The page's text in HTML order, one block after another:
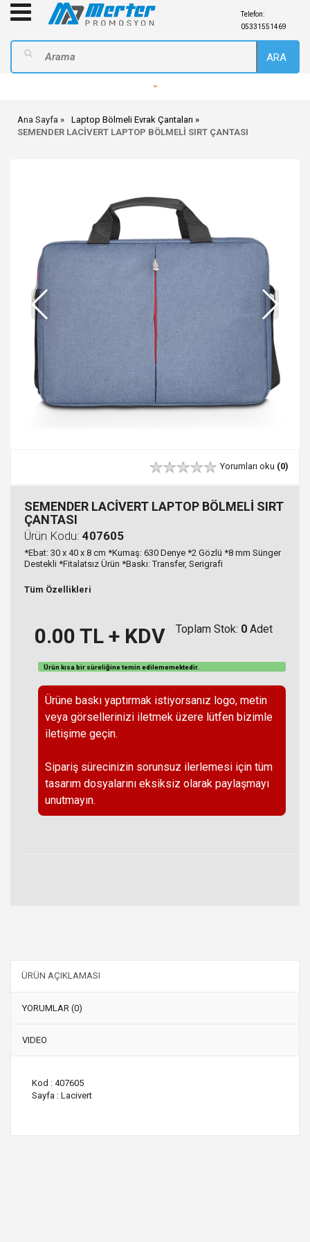
Telefon:
05331551469
ARA
-
Ana Sayfa
Laptop Bölmeli Evrak Çantaları
SEMENDER LACİVERT LAPTOP BÖLMELİ SIRT ÇANTASI
Yorumları oku (0)
SEMENDER LACİVERT LAPTOP BÖLMELİ SIRT
ÇANTASI
Ürün Kodu: 407605
*Ebat: 30 x 40 x 8 cm *Kumaş: 630 Denye *2 Gözlü *8 mm Sünger
Destekli *Fitalatsız Ürün *Baskı: Transfer, Serigrafi
Tüm Özellikleri
0.00 TL + KDV Toplam Stok: 0 Adet
Ürün kısa bir süreliğine temin edilememektedir.
Ürüne baskı yaptırmak istiyorsanız logo, metin
veya görsellerinizi iletmek üzere lütfen bizimle
iletişime geçin.
Sipariş sürecinizin sorunsuz ilerlemesi için tüm
tasarım dosyalarını eksiksiz olarak paylaşmayı
unutmayın.
ÜRÜN AÇIKLAMASI
YORUMLAR (0)
VIDEO
Kod : 407605
Sayfa : Lacivert